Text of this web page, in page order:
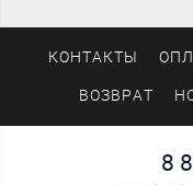
КОНТАКТЫ
ВОЗВРАТ
8